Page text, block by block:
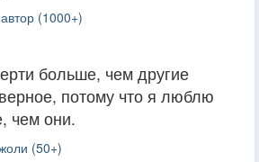
(1000+)
больше, чем другие
потому что я люблю
чем они.
(50+)